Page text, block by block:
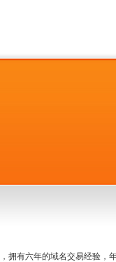
拥有六年的域名交易经验，